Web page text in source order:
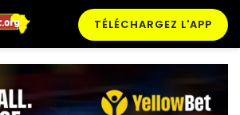
TÉLÉCHARGEZ L'APP